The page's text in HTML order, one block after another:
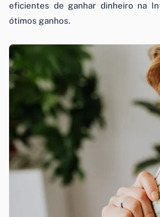
eficientes de ganhar dinheiro na
ótimos ganhos.